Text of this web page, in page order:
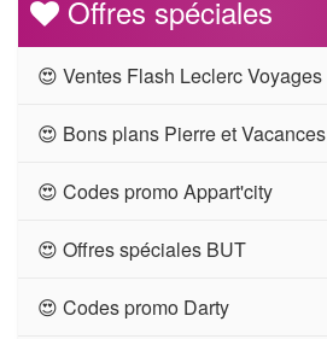
Offres spéciales
😍 Ventes Flash Leclerc Voyages
😍 Bons plans Pierre et Vacances
😍 Codes promo Appart'city
😍 Offres spéciales BUT
😍 Codes promo Darty